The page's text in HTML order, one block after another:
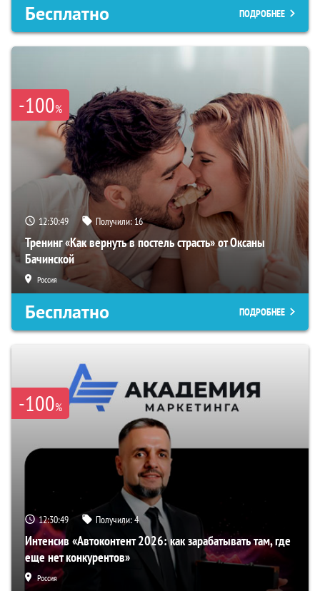
Бесплатно ПОДРОБНЕЕ
-100%
12:30:48 Получили:16
Тренинг «Как вернуть в постель страсть» от Оксаны
Бачинской
Россия
Бесплатно ПОДРОБНЕЕ
-100%
12:30:48 Получили:4
Интенсив «Автоконтент 2026: как зарабатывать там, где
еще нет конкурентов»
Россия